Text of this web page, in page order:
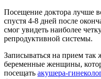
Посещение доктора лучше
спустя 4-8 дней после
смог увидеть наиболее
репродуктивной системы.
Записываться на прием так
беременные женщины,
посещать акушера-